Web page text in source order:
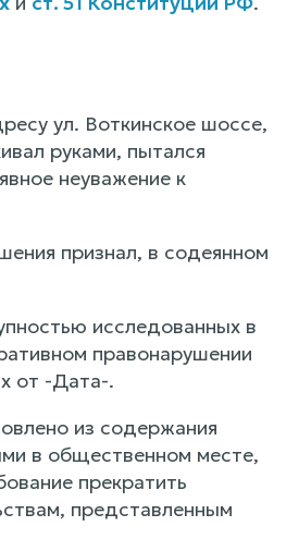
ул. Воткинское шоссе,
руками, пытался
неуважение к
признал, в содеянном
исследованных в
правонарушении
от -Дата-.
из содержания
в общественном месте,
прекратить
представленным